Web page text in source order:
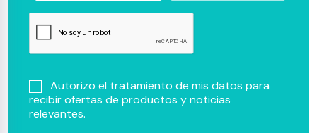
Autorizo el tratamiento de mis datos para
recibir ofertas de productos y noticias
relevantes.